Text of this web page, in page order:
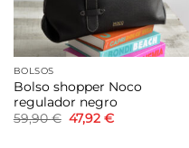
BOLSOS
Bolso shopper Noco
regulador negro
59,90€ El
precio
47,92 €El